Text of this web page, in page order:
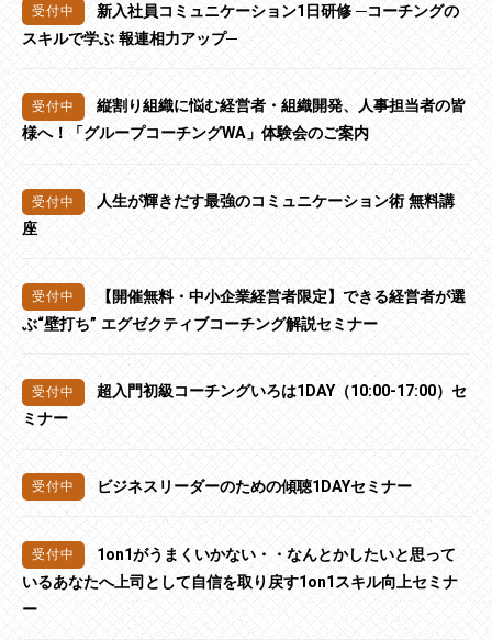
新入社員コミュニケーション1日研修 ─コーチングの
スキルで学ぶ 報連相力アップ─
縦割り組織に悩む経営者・組織開発、人事担当者の皆
様へ！「グループコーチングWA」体験会のご案内
人生が輝きだす最強のコミュニケーション術 無料講
座
【開催無料・中小企業経営者限定】できる経営者が選
ぶ“壁打ち” エグゼクティブコーチング解説セミナー
超入門初級コーチングいろは1DAY（10:00-17:00）セ
ミナー
ビジネスリーダーのための傾聴1DAYセミナー
1on1がうまくいかない・・なんとかしたいと思って
いるあなたへ上司として自信を取り戻す1on1スキル向上セミナ
ー